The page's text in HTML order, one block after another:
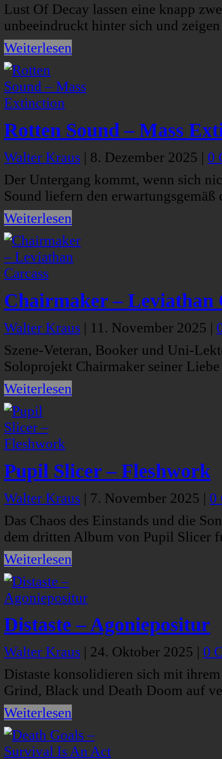
Lust Of Decay lassen eine knapp
unbeeindruckt hinter sich und
Weiterlesen
Rotten Sound – Mass
Walter Kraus | 8. Dezember 2025 | 0
Der Untergang kommt, wenn sich
Sound liefern den erwartungsgemäß
Weiterlesen
Chairmaker – Leviathan
Walter Kraus | 11. November 2025 |
Szene-Veteran, Booker und Uni-
Soloprojekt Chairmaker seiner
Weiterlesen
Pupil Slicer – Fleshwork
Walter Kraus | 7. November 2025 | 0
Das Chaos des Einstands und die
dem dritten Album von Pupil Slicer
Weiterlesen
Distaste – Agoniepositur
Walter Kraus | 24. Oktober 2025 | 0
Distaste konsolidieren sich mit
Grind, Black und Death Doom auf
Weiterlesen